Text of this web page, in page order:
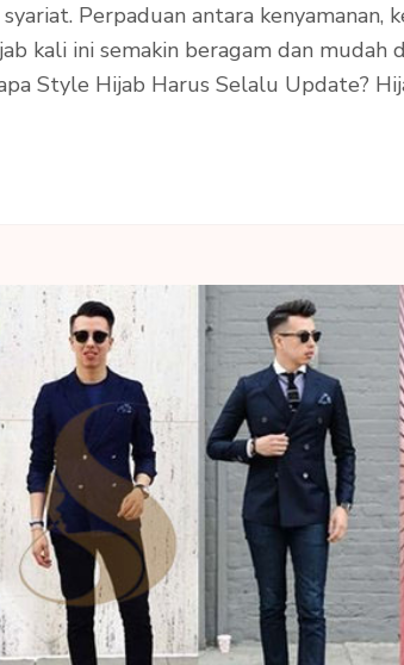
Perpaduan antara kenyamanan,
kali ini semakin beragam dan mudah
Style Hijab Harus Selalu Update?